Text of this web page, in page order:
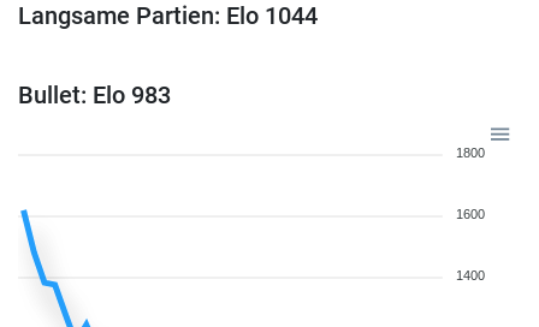
Langsame Partien: Elo 1044
Bullet: Elo 983
1800
1600
1400